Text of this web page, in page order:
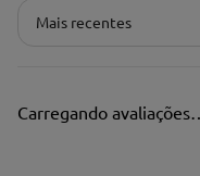
Mais recentes
Carregando